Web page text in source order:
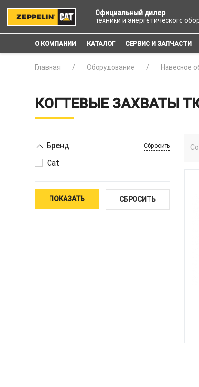
Официальный дилер
техники и энергетического
О КОМПАНИИ КАТАЛОГ СЕРВИС И ЗАПЧАСТИ
Главная Оборудование Навесное
КОГТЕВЫЕ ЗАХВАТЫ
Бренд Сбросить
Cat
ПОКАЗАТЬ СБРОСИТЬ